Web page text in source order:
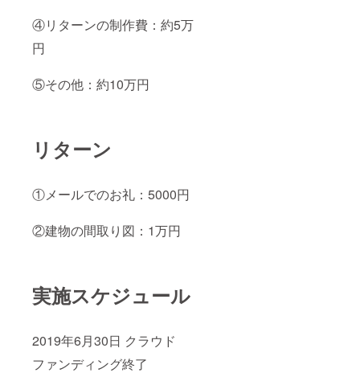
④リターンの制作費：約5万
円
⑤その他：約10万円
リターン
①メールでのお礼：5000円
②建物の間取り図：1万円
実施スケジュール
2019年6月30日 クラウド
ファンディング終了